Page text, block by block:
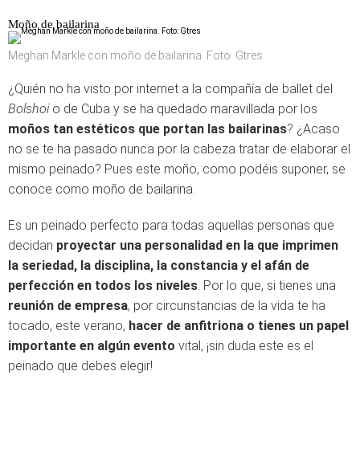
Moño de bailarina
Meghan Markle con moño de bailarina. Foto: Gtres
¿Quién no ha visto por internet a la compañía de ballet del
Bolshoi o de Cuba y se ha quedado maravillada por los
moños tan estéticos que portan las bailarinas? ¿Acaso
no se te ha pasado nunca por la cabeza tratar de elaborar el
mismo peinado? Pues este moño, como podéis suponer, se
conoce como moño de bailarina.
Es un peinado perfecto para todas aquellas personas que
decidan proyectar una personalidad en la que imprimen
la seriedad, la disciplina, la constancia y el afán de
perfección en todos los niveles. Por lo que, si tienes una
reunión de empresa, por circunstancias de la vida te ha
tocado, este verano, hacer de anfitriona o tienes un papel
importante en algún evento vital, ¡sin duda este es el
peinado que debes elegir!